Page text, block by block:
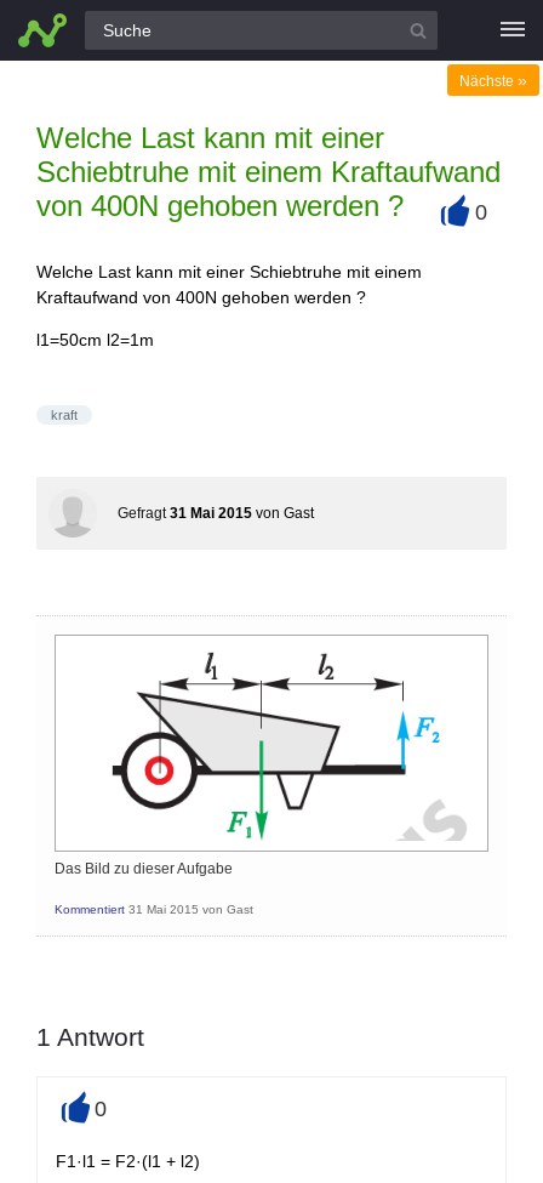
Alle Fragen
Welche Last kann mit einer
Schiebtruhe mit einem Kraftaufwand
von 400N gehoben werden ?
Nächste »
0
Welche Last kann mit einer Schiebtruhe mit einem
Kraftaufwand von 400N gehoben werden ?
l1=50cm l2=1m
kraft
Gefragt 31 Mai 2015 von Gast
Das Bild zu dieser Aufgabe
Kommentiert 31 Mai 2015 von Gast
1 Antwort
0
F1·l1 = F2·(l1 + l2)